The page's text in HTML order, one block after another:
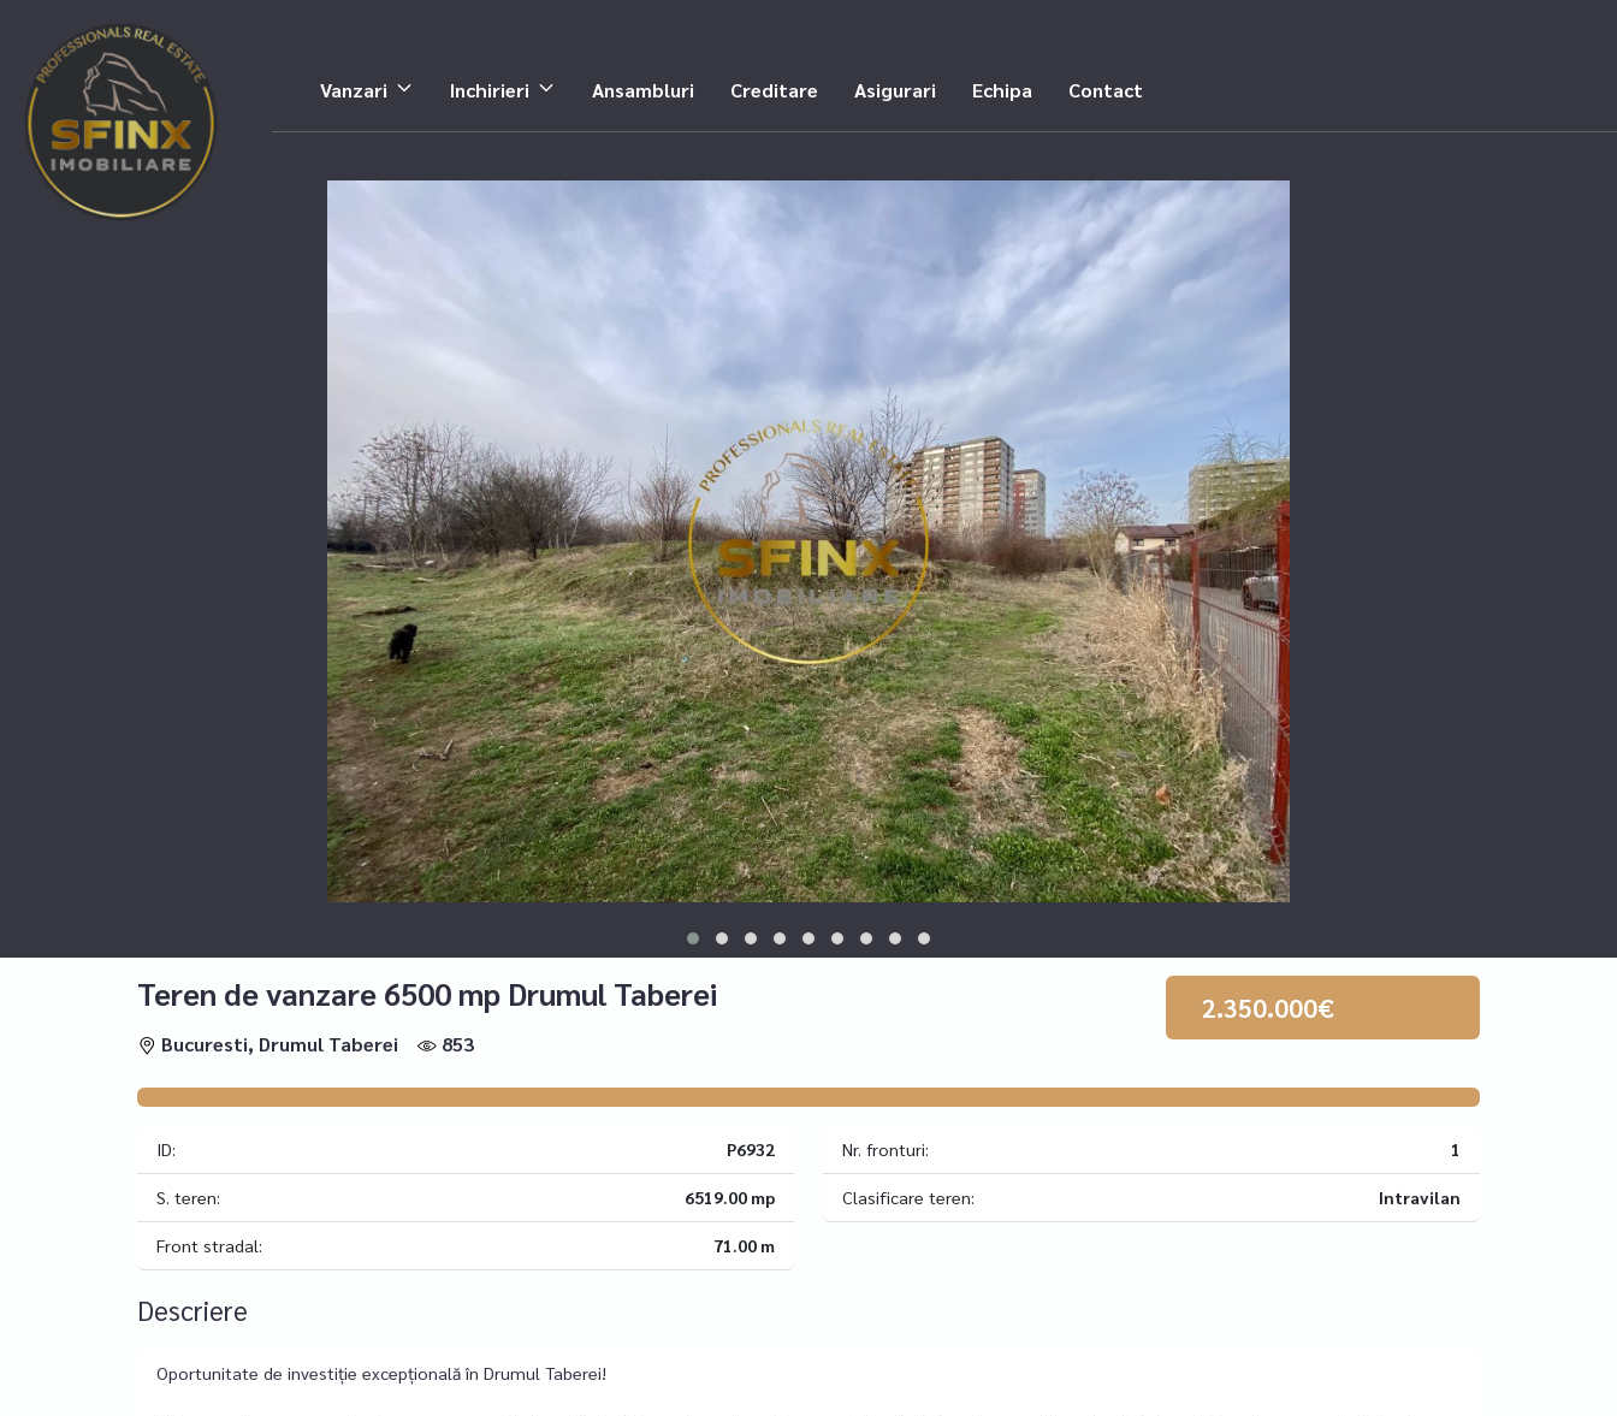
Vanzari Inchirieri Ansambluri Creditare Asigurari Echipa Contact
Teren de vanzare 6500 mp Drumul Taberei
Bucuresti, Drumul Taberei 853
2.350.000€
ID: P6932
S. teren: 6519.00 mp
Front stradal: 71.00 m
Nr. fronturi: 1
Clasificare teren: Intravilan
Descriere
Oportunitate de investiție excepțională în Drumul Taberei!